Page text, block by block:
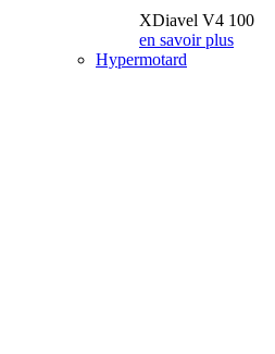
XDiavel V4 100
en savoir plus
Hypermotard